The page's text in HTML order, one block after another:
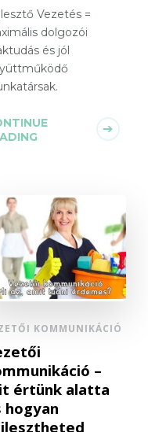
Vezetés =
dolgozói
és jól
KOMMUNIKÁCIÓ
–
értünk alatta
hogyan